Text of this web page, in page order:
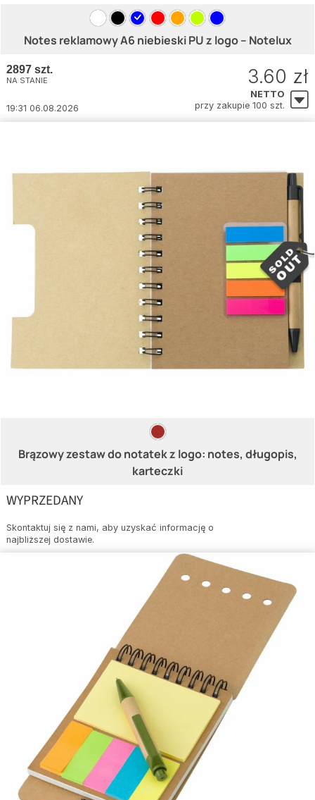
Notes reklamowy A6 niebieski PU z logo – Notelux
2897 szt.
NA STANIE
19:31 06.08.2026
3.60 zł
NETTO
przy zakupie 100 szt.
Brązowy zestaw do notatek z logo: notes, długopis,
karteczki
WYPRZEDANY
Skontaktuj się z nami, aby uzyskać informację o
najbliższej dostawie.